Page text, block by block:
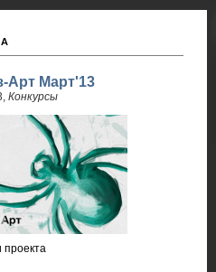
Арт Март'13
Конкурсы